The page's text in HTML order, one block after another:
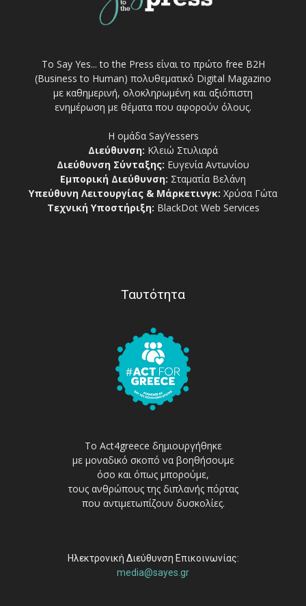
Το Say Yes... to the Press είναι το πρώτο free Β2Η
(Business to Human) πολυθεματικό Digital Magazino
με καθημερινή, ολοκληρωμένη και αξιόπιστη
ενημέρωση με θέματα που αφορούν όλους.
Η ομάδα SayYessers
Διεύθυνση: Κλειώ Στυλιαρά
Διεύθυνση Σύνταξης: Ευγενία Αντωνίου
Εμπορική Διεύθυνση: Σταματία Βελάνη
Υπεύθυνη Λειτουργίας & Μάρκετινγκ: Χρύσα Γώτα
Τεχνική Υποστήριξη: BlackDot Web Services
Ταυτότητα
Το Act4greece δημιουργήθηκε
με μοναδικό σκοπό να βοηθήσουμε
όσο και όπως μπορούμε,
τους ανθρώπους της διπλανής πόρτας
που αντιμετωπίζουν δυσκολίες.
Ηλεκτρονική Διεύθυνση Επικοινωνίας:
media@sayes.gr